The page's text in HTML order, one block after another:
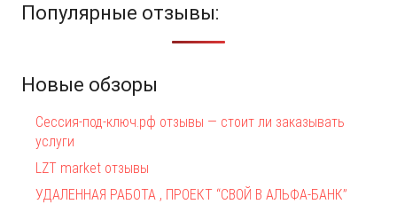
Популярные отзывы:
Новые обзоры
Сессия-под-ключ.рф отзывы — стоит ли заказывать
услуги
LZT market отзывы
УДАЛЕННАЯ РАБОТА , ПРОЕКТ “СВОЙ В АЛЬФА-БАНК”